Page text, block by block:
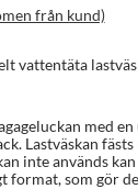
från kund)
vattentäta
med
Lastväskan fästs
inte används
format, som gör